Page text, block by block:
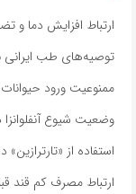
ارتباط افزایش دما و
توصیه‌های طب ایرانی
ممنوعیت ورود
وضعیت شیوع آنفلوانزا
استفاده از
ارتباط مصرف کم قند قبل از ۲ سالگی با کاهش خطر